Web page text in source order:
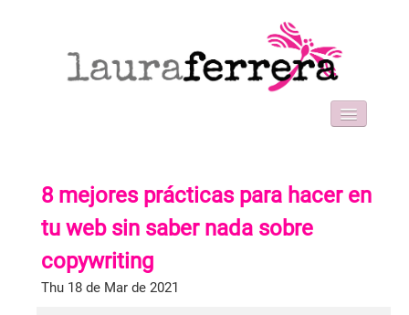
WORK WITH ME
FORMACIONES
CONTACT
8 mejores prácticas para hacer en
tu web sin saber nada sobre
copywriting
Thu 18 de Mar de 2021